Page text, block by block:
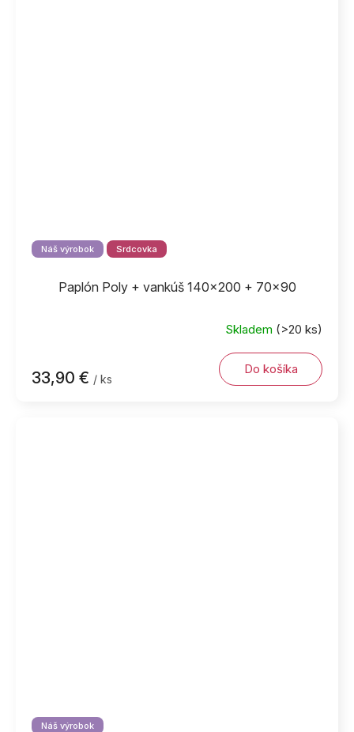
Náš výrobok Srdcovka
Paplón Poly + vankúš 140x200 + 70x90
Skladem (>20 ks)
33,90 € / ks
Do košíka
Náš výrobok